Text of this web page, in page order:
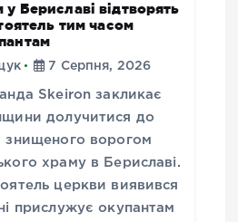
Бериславі відтворять
тим часом
7 Серпня, 2026
Skeiron закликає
долучитися до
знищеного ворогом
храму в Бериславі.
церкви виявився
прислужує окупантам